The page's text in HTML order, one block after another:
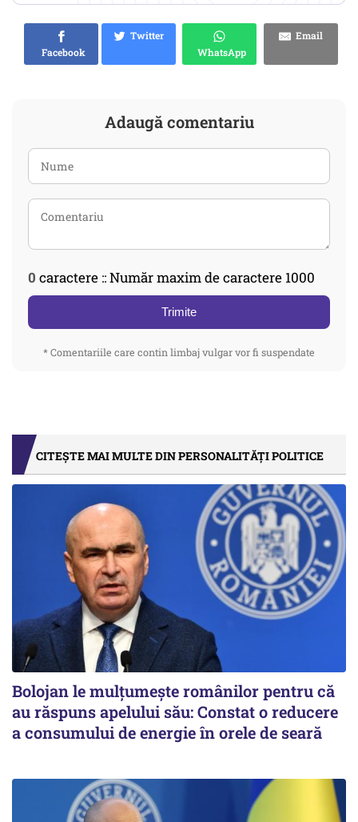
Facebook
Twitter
WhatsApp
Email
Adaugă comentariu
0 caractere :: Număr maxim de caractere 1000
Trimite
* Comentariile care contin limbaj vulgar vor fi suspendate
CITEȘTE MAI MULTE DIN PERSONALITĂȚI POLITICE
Bolojan le mulțumește românilor pentru că
au răspuns apelului său: Constat o reducere
a consumului de energie în orele de seară